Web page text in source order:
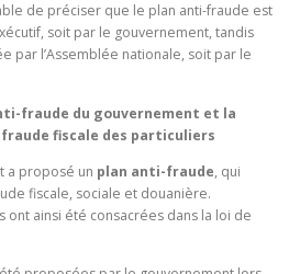
de préciser que le plan anti-fraude est
soit par le gouvernement, tandis
par l’Assemblée nationale, soit par le
fraude du gouvernement et la
fiscale des particuliers
a proposé un plan anti-fraude, qui
fiscale, sociale et douanière.
ainsi été consacrées dans la loi de